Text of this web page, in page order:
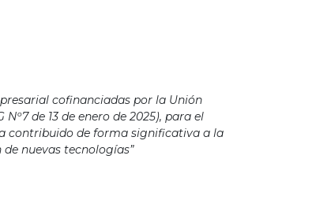
cofinanciadas por la Unión
de 13 de enero de 2025), para el
contribuido de forma significativa a la
nuevas tecnologías”